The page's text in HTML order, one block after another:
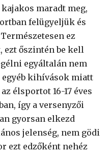
maradt meg,
felügyeljük és
ez
őszintén be kell
egyáltalán nem
egyéb kihívások miatt
élsportot 16-17 éves
így a versenyzői
gyorsan elkezd
jelenség, nem gödi
ezt edzőként nehéz